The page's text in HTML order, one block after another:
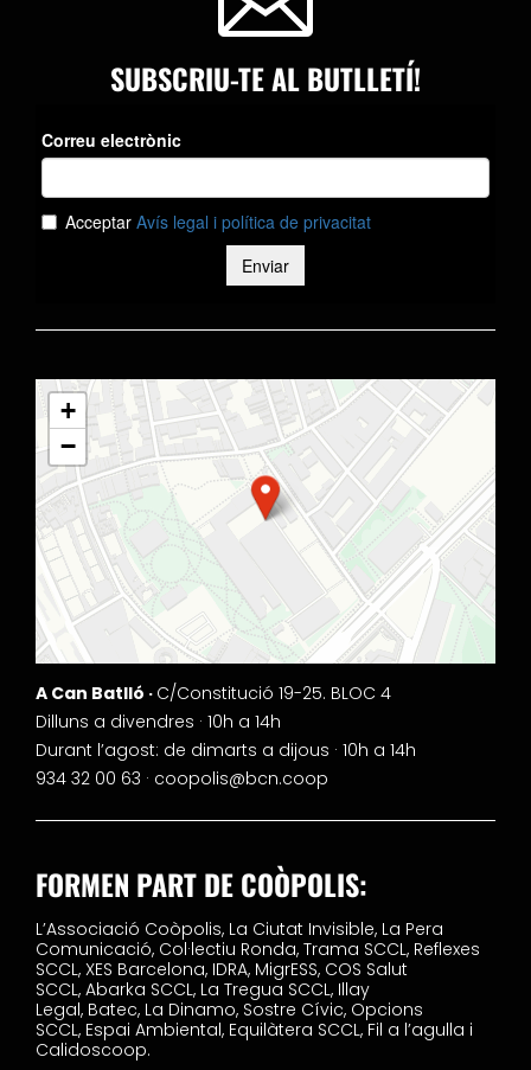
+
−
A Can Batlló · C/Constitució 19-25. BLOC 4
Dilluns a divendres · 10h a 14h
Durant l’agost: de dimarts a dijous · 10h a 14h
934 32 00 63 · coopolis@bcn.coop
SUBSCRIU-TE AL BUTLLETÍ!
FORMEN PART DE COÒPOLIS:
L’Associació Coòpolis, La Ciutat Invisible, La Pera
Comunicació, Col·lectiu Ronda, Trama SCCL, Reflexes
SCCL, XES Barcelona, IDRA, MigrESS, COS Salut
SCCL, Abarka SCCL, La Tregua SCCL, Illay
Legal, Batec, La Dinamo, Sostre Cívic, Opcions
SCCL, Espai Ambiental, Equilàtera SCCL, Fil a l’agulla i
Calidoscoop.